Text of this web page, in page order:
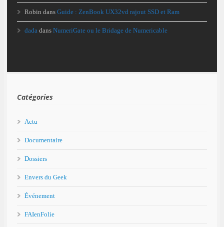
Robin dans Guide : ZenBook UX32vd rajout SSD et Ram
dada dans NumeriGate ou le Bridage de Numericable
Catégories
Actu
Documentaire
Dossiers
Envers du Geek
Événement
FAIenFolie